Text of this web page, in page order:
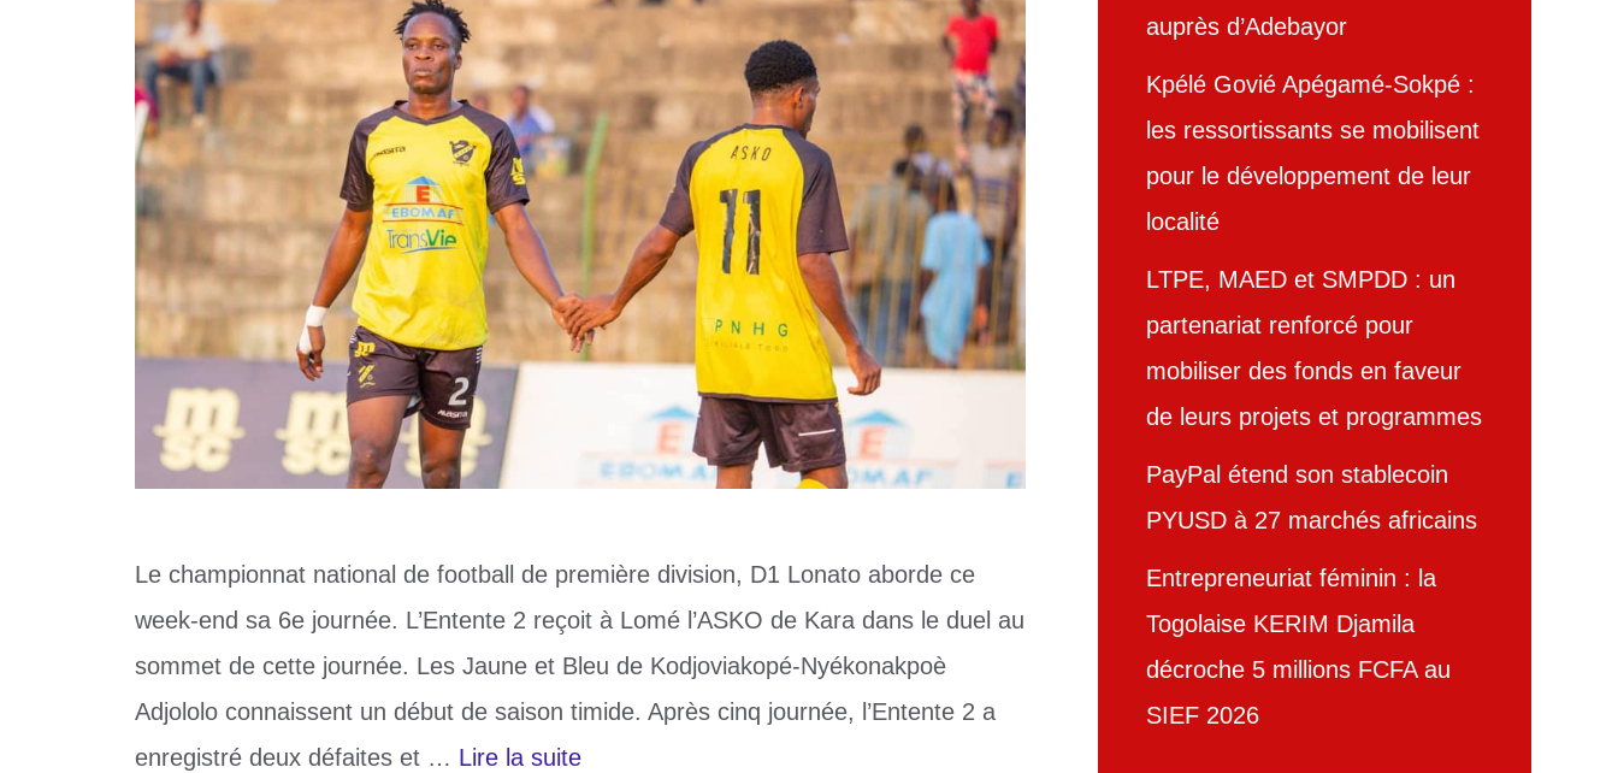
Le championnat national de football de première division, D1 Lonato aborde ce
week-end sa 6e journée. L’Entente 2 reçoit à Lomé l’ASKO de Kara dans le duel au
sommet de cette journée. Les Jaune et Bleu de Kodjoviakopé-Nyékonakpoè
Adjololo connaissent un début de saison timide. Après cinq journée, l’Entente 2 a
enregistré deux défaites et … Lire la suite
auprès d’Adebayor
Kpélé Govié Apégamé-Sokpé :
les ressortissants se mobilisent
pour le développement de leur
localité
LTPE, MAED et SMPDD : un
partenariat renforcé pour
mobiliser des fonds en faveur
de leurs projets et programmes
PayPal étend son stablecoin
PYUSD à 27 marchés africains
Entrepreneuriat féminin : la
Togolaise KERIM Djamila
décroche 5 millions FCFA au
SIEF 2026